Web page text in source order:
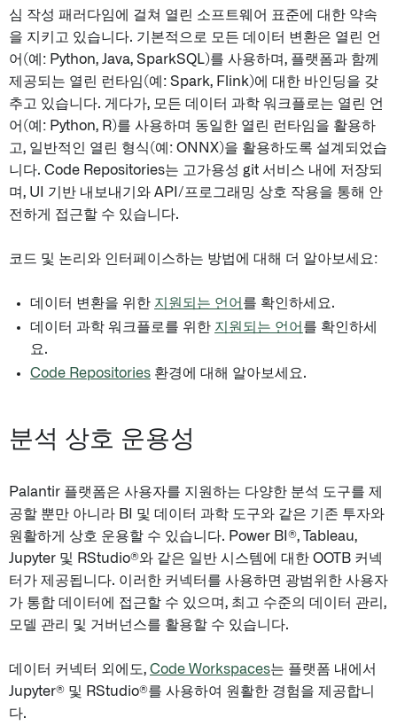
심 작성 패러다임에 걸쳐 열린 소프트웨어 표준에 대한 약속
을 지키고 있습니다. 기본적으로 모든 데이터 변환은 열린 언
어(예: Python, Java, SparkSQL)를 사용하며, 플랫폼과 함께
제공되는 열린 런타임(예: Spark, Flink)에 대한 바인딩을 갖
추고 있습니다. 게다가, 모든 데이터 과학 워크플로는 열린 언
어(예: Python, R)를 사용하며 동일한 열린 런타임을 활용하
고, 일반적인 열린 형식(예: ONNX)을 활용하도록 설계되었습
니다. Code Repositories는 고가용성 git 서비스 내에 저장되
며, UI 기반 내보내기와 API/프로그래밍 상호 작용을 통해 안
전하게 접근할 수 있습니다.
코드 및 논리와 인터페이스하는 방법에 대해 더 알아보세요:
데이터 변환을 위한 지원되는 언어 를 확인하세요.
데이터 과학 워크플로를 위한 지원되는 언어 를 확인하세
요.
Code Repositories 환경에 대해 알아보세요.
분석 상호 운용성
Palantir 플랫폼은 사용자를 지원하는 다양한 분석 도구를 제
공할 뿐만 아니라 BI 및 데이터 과학 도구와 같은 기존 투자와
원활하게 상호 운용할 수 있습니다. Power BI®, Tableau,
Jupyter 및 RStudio®와 같은 일반 시스템에 대한 OOTB 커넥
터가 제공됩니다. 이러한 커넥터를 사용하면 광범위한 사용자
가 통합 데이터에 접근할 수 있으며, 최고 수준의 데이터 관리,
모델 관리 및 거버넌스를 활용할 수 있습니다.
데이터 커넥터 외에도, Code Workspaces는 플랫폼 내에서
Jupyter® 및 RStudio®를 사용하여 원활한 경험을 제공합니
다.